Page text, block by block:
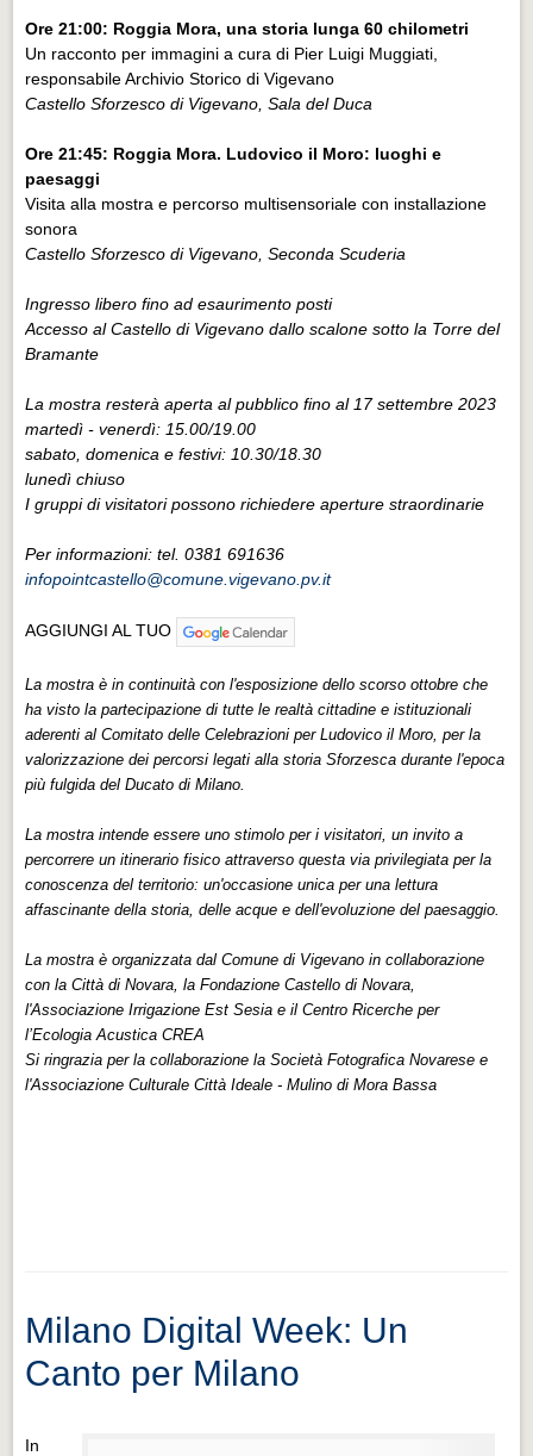
Ore 21:00: Roggia Mora, una storia lunga 60 chilometri
Un racconto per immagini a cura di Pier Luigi Muggiati,
responsabile Archivio Storico di Vigevano
Castello Sforzesco di Vigevano, Sala del Duca
Ore 21:45: Roggia Mora. Ludovico il Moro: luoghi e
paesaggi
Visita alla mostra e percorso multisensoriale con installazione
sonora
Castello Sforzesco di Vigevano, Seconda Scuderia
Ingresso libero fino ad esaurimento posti
Accesso al Castello di Vigevano dallo scalone sotto la Torre del
Bramante
La mostra resterà aperta al pubblico fino al 17 settembre 2023
martedì - venerdì: 15.00/19.00
sabato, domenica e festivi: 10.30/18.30
lunedì chiuso
I gruppi di visitatori possono richiedere aperture straordinarie
Per informazioni: tel. 0381 691636
infopointcastello@comune.vigevano.pv.it
AGGIUNGI AL TUO
La mostra è in continuità con l'esposizione dello scorso ottobre che
ha visto la partecipazione di tutte le realtà cittadine e istituzionali
aderenti al Comitato delle Celebrazioni per Ludovico il Moro, per la
valorizzazione dei percorsi legati alla storia Sforzesca durante l'epoca
più fulgida del Ducato di Milano.
La mostra intende essere uno stimolo per i visitatori, un invito a
percorrere un itinerario fisico attraverso questa via privilegiata per la
conoscenza del territorio: un'occasione unica per una lettura
affascinante della storia, delle acque e dell'evoluzione del paesaggio.
La mostra è organizzata dal Comune di Vigevano in collaborazione
con la Città di Novara, la Fondazione Castello di Novara,
l'Associazione Irrigazione Est Sesia e il Centro Ricerche per
l’Ecologia Acustica CREA
Si ringrazia per la collaborazione la Società Fotografica Novarese e
l'Associazione Culturale Città Ideale - Mulino di Mora Bassa
Milano Digital Week: Un
Canto per Milano
In